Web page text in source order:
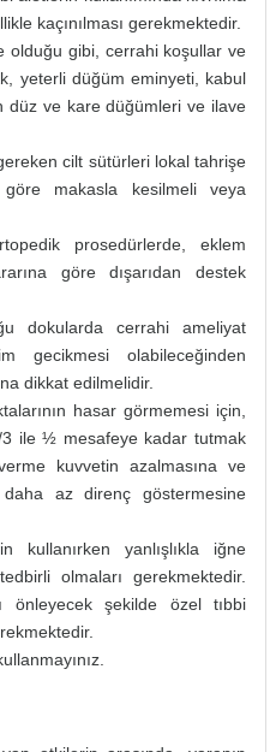
kaçınılması gerekmektedir.
olduğu gibi, cerrahi koşullar ve
yeterli düğüm eminyeti, kabul
düz ve kare düğümleri ve ilave
cilt sütürleri lokal tahrişe
makasla kesilmeli veya
prosedürlerde, eklem
göre dışarıdan destek
dokularda cerrahi ameliyat
gecikmesi olabileceğinden
dikkat edilmelidir.
hasar görmemesi için,
3 ile ½ mesafeye kadar tutmak
kuvvetin azalmasına ve
daha az direnç göstermesine
kullanırken yanlışlıkla iğne
olmaları gerekmektedir.
önleyecek şekilde özel tıbbi